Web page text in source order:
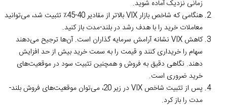
زمانی‌ نزدیک آماده شوید.
هنگامی که شاخص بازار VIX بالاتر از مقادیر 40-45٪ تثبیت شد، می‌توانید
معاملات خرید را با هدف رشد در بلند-مدت باز کنید.
کاهش VIX نشانه آرامش سرمایه گذاران است. آن‌ها ترجیح می‌دهند
سهام را خریداری کنند و قیمت را به سمت خرید بیش از حد افزایش
دهند. نگاهی دقیق به فروش و همچنین تثبیت سود در موقعیت‌های
خرید ضروری است.
پس از تثبیت شاخص VIX در زیر 20، می‌توان موقعیت‌های فروش بلند-
مدت را باز کرد.